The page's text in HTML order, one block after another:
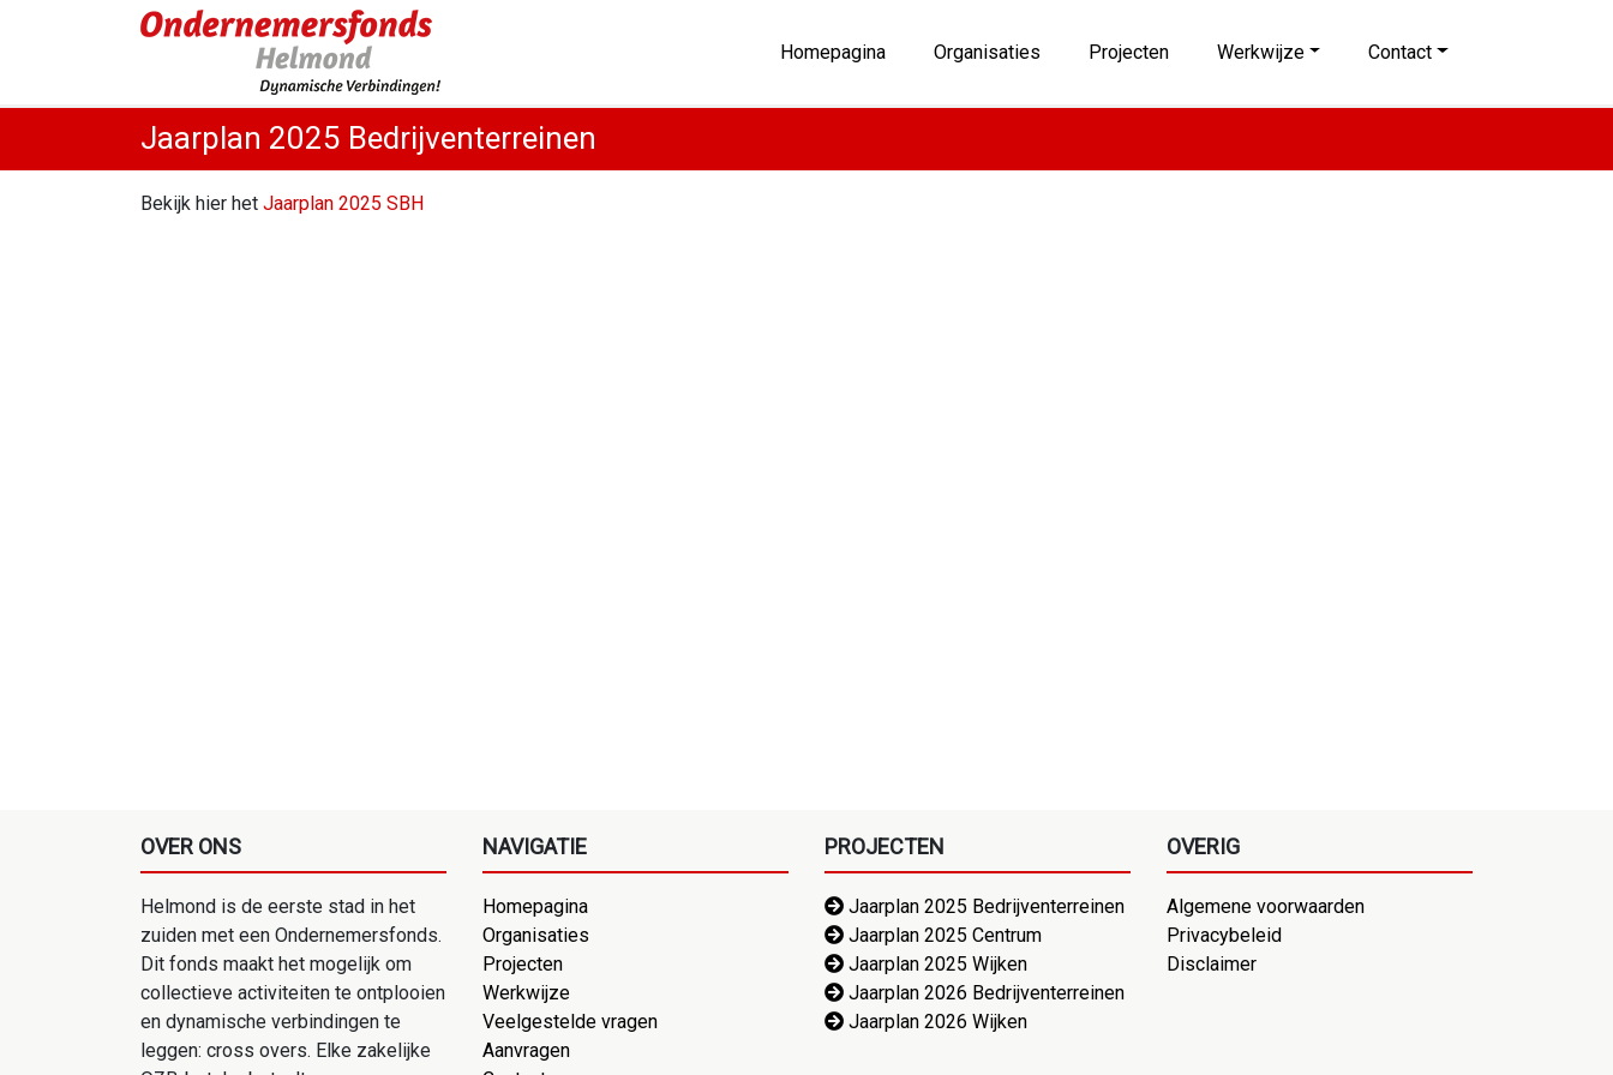
Homepagina Organisaties Projecten Werkwijze Contact
Jaarplan 2025 Bedrijventerreinen
Bekijk hier het Jaarplan 2025 SBH
OVER ONS
Helmond is de eerste stad in het
zuiden met een Ondernemersfonds.
Dit fonds maakt het mogelijk om
collectieve activiteiten te ontplooien
en dynamische verbindingen te
leggen: cross overs. Elke zakelijke
NAVIGATIE
Homepagina
Organisaties
Projecten
Werkwijze
Veelgestelde vragen
Aanvragen
PROJECTEN
Jaarplan 2025 Bedrijventerreinen
Jaarplan 2025 Centrum
Jaarplan 2025 Wijken
Jaarplan 2026 Bedrijventerreinen
Jaarplan 2026 Wijken
OVERIG
Algemene voorwaarden
Privacybeleid
Disclaimer